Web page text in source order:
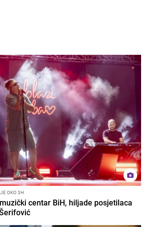
OKO 3H
centar BiH, hiljade posjetilaca